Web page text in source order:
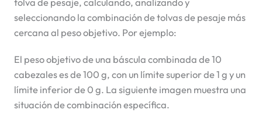
tolva de pesaje, calculando, analizando y
seleccionando la combinación de tolvas de pesaje más
cercana al peso objetivo. Por ejemplo:
El peso objetivo de una báscula combinada de 10
cabezales es de 100 g, con un límite superior de 1 g y un
límite inferior de 0 g. La siguiente imagen muestra una
situación de combinación específica.